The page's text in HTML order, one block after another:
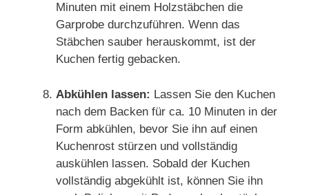
Minuten mit einem Holzstäbchen die
Garprobe durchzuführen. Wenn das
Stäbchen sauber herauskommt, ist der
Kuchen fertig gebacken.
Abkühlen lassen: Lassen Sie den Kuchen
nach dem Backen für ca. 10 Minuten in der
Form abkühlen, bevor Sie ihn auf einen
Kuchenrost stürzen und vollständig
auskühlen lassen. Sobald der Kuchen
vollständig abgekühlt ist, können Sie ihn